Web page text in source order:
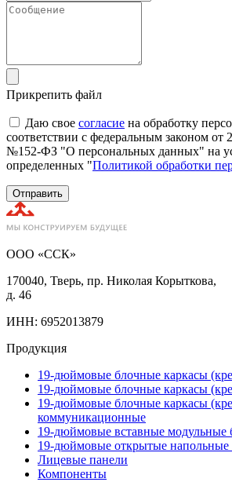
Прикрепить файл
Даю свое согласие на обработку
соответствии с федеральным законом от
№152-ФЗ "О персональных данных" на
определенных "Политикой обработки
Отправить
ООО «ССК»
170040, Тверь, пр. Николая Корыткова,
д. 46
ИНН: 6952013879
Продукция
19-дюймовые блочные каркасы
19-дюймовые блочные каркасы
19-дюймовые блочные каркасы
коммуникационные
19-дюймовые вставные модульные
19-дюймовые открытые напольные
Лицевые панели
Компоненты